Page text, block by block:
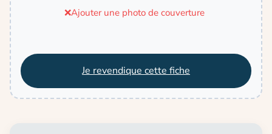
❌Ajouter une photo de couverture
Je revendique cette fiche